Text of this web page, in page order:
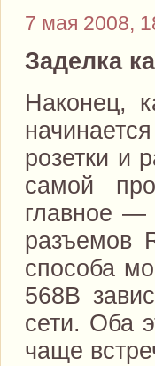
7 мая 2008,
Заделка
Наконец,
розетки и
самой
главное —
разъемов
способа
568B
сети. Оба
чаще